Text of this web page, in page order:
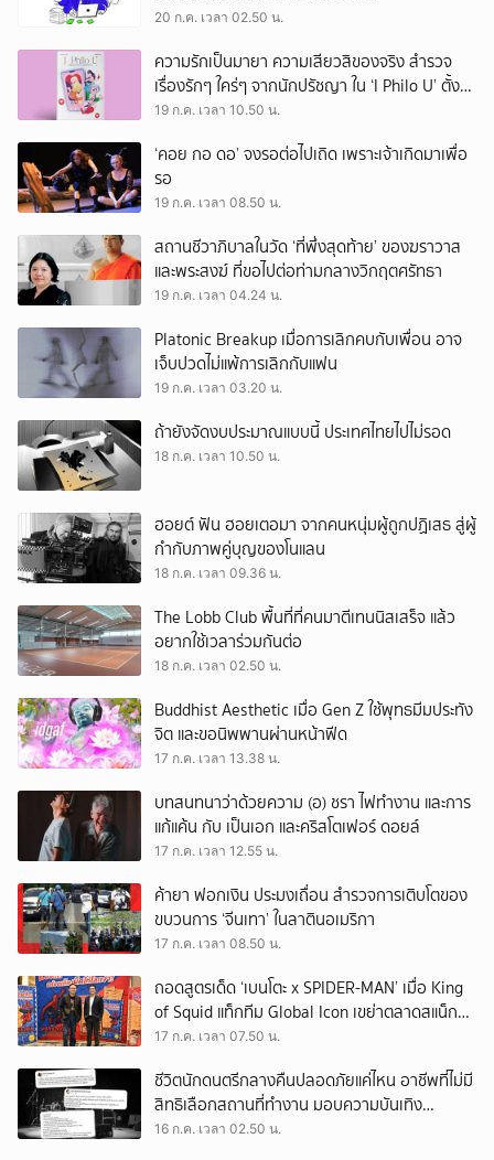
20 ก.ค. เวลา 02.50 น.
ความรักเป็นมายา ความเสียวสิของจริง สำรวจ
เรื่องรักๆ ใคร่ๆ จากนักปรัชญา ใน ‘I Philo U’ ตั้งแต่
เพลโตถึงนิทเช
19 ก.ค. เวลา 10.50 น.
‘คอย กอ ดอ’ จงรอต่อไปเถิด เพราะเจ้าเกิดมาเพื่อ
รอ
19 ก.ค. เวลา 08.50 น.
สถานชีวาภิบาลในวัด ‘ที่พึ่งสุดท้าย’ ของฆราวาส
และพระสงฆ์ ที่ขอไปต่อท่ามกลางวิกฤตศรัทธา
19 ก.ค. เวลา 04.24 น.
Platonic Breakup เมื่อการเลิกคบกับเพื่อน อาจ
เจ็บปวดไม่แพ้การเลิกกับแฟน
19 ก.ค. เวลา 03.20 น.
ถ้ายังจัดงบประมาณแบบนี้ ประเทศไทยไปไม่รอด
18 ก.ค. เวลา 10.50 น.
ฮอยต์ ฟัน ฮอยเตอมา จากคนหนุ่มผู้ถูกปฏิเสธ สู่ผู้
กำกับภาพคู่บุญของโนแลน
18 ก.ค. เวลา 09.36 น.
The Lobb Club พื้นที่ที่คนมาตีเทนนิสเสร็จ แล้ว
อยากใช้เวลาร่วมกันต่อ
18 ก.ค. เวลา 02.50 น.
Buddhist Aesthetic เมื่อ Gen Z ใช้พุทธมีมประทัง
จิต และขอนิพพานผ่านหน้าฟีด
17 ก.ค. เวลา 13.38 น.
บทสนทนาว่าด้วยความ (อ) ชรา ไฟทำงาน และการ
แก้แค้น กับ เป็นเอก และคริสโตเฟอร์ ดอยล์
17 ก.ค. เวลา 12.55 น.
ค้ายา ฟอกเงิน ประมงเถื่อน สำรวจการเติบโตของ
ขบวนการ ‘จีนเทา’ ในลาตินอเมริกา
17 ก.ค. เวลา 08.50 น.
ถอดสูตรเด็ด ‘เบนโตะ x SPIDER-MAN’ เมื่อ King
of Squid แท็กทีม Global Icon เขย่าตลาดสแน็ก
ครึ่งปีหลัง
17 ก.ค. เวลา 07.50 น.
ชีวิตนักดนตรีกลางคืนปลอดภัยแค่ไหน อาชีพที่ไม่มี
สิทธิเลือกสถานที่ทำงาน มอบความบันเทิง
ท่ามกลางความเสี่ยง
16 ก.ค. เวลา 02.50 น.